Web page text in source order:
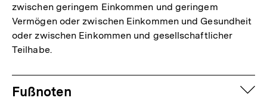
zwischen geringem Einkommen und geringem
Vermögen oder zwischen Einkommen und Gesundheit
oder zwischen Einkommen und gesellschaftlicher
Teilhabe.
Fussnoten
Fußnoten